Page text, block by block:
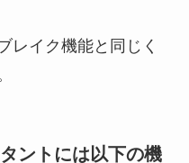
レイク機能と同じく
ントには以下の機